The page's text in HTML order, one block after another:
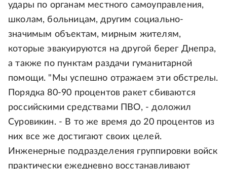
удары по органам местного самоуправления,
школам, больницам, другим социально-
значимым объектам, мирным жителям,
которые эвакуируются на другой берег Днепра,
а также по пунктам раздачи гуманитарной
помощи. "Мы успешно отражаем эти обстрелы.
Порядка 80-90 процентов ракет сбиваются
российскими средствами ПВО, - доложил
Суровикин. - В то же время до 20 процентов из
них все же достигают своих целей.
Инженерные подразделения группировки войск
практически ежедневно восстанавливают